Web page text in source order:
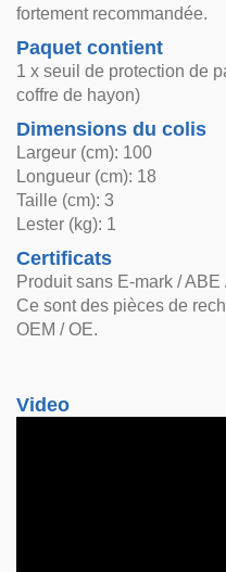
fortement recommandée.
Paquet contient
1 x seuil de protection de
coffre de hayon)
Dimensions du colis
Largeur (cm): 100
Longueur (cm): 18
Taille (cm): 3
Lester (kg): 1
Certificats
Produit sans E-mark / ABE
Ce sont des pièces de
OEM / OE.
Video